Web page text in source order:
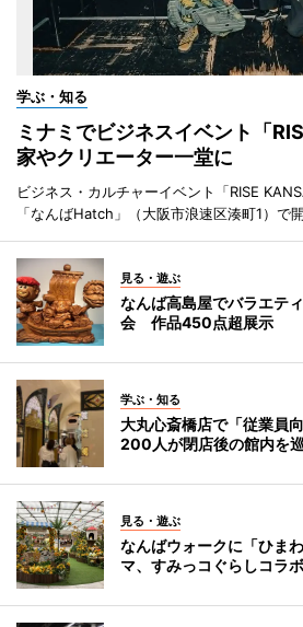
学ぶ・知る
ミナミでビジネスイベント「
家やクリエーター一堂に
ビジネス・カルチャーイベント「RISE
「なんばHatch」（大阪市浪速区湊町1）で
見る・遊ぶ
なんば高島屋でバラエテ
会 作品450点超展示
学ぶ・知る
大丸心斎橋店で「従業員
200人が閉店後の館内を
見る・遊ぶ
なんばウォークに「ひま
マ、すみっコぐらしコラ